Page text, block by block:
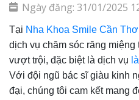
Ngày đăng: 31/01/2025
Tại Nha Khoa Smile Cần Thơ
dịch vụ chăm sóc răng
vượt trội, đặc biệt là dịch vụ
Với đội ngũ bác sĩ giàu kinh
đại, chúng tôi cam kết mang